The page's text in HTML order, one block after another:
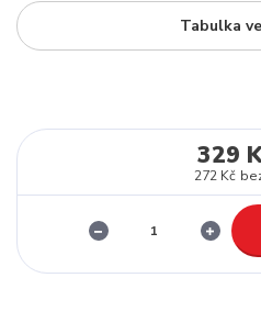
Tabulka
329
272 Kč